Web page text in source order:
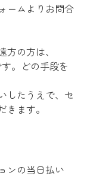
ームよりお問合
の方は、
。どの手段を
したうえで、セ
ます。
ンの当日払い